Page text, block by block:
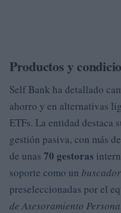
Productos y
Self Bank ha detallado
ahorro y en alternativas
ETFs. La entidad destaca
gestión pasiva, con más de
de unas 70 gestoras
soporte como un
preseleccionadas por el
de Asesoramiento